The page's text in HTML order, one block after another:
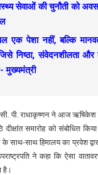
सेवाओं की चुनौती को
एक पेशा नहीं, बल्कि
जिसे निष्ठा, संवेदनशीलता
मुख्यमंत्री
सी. पी. राधाकृष्णन ने आज
दीक्षांत समारोह को संबोधित
साथ-साथ हिमालय का प्रवेश
ने कहा कि ऐसा
है।